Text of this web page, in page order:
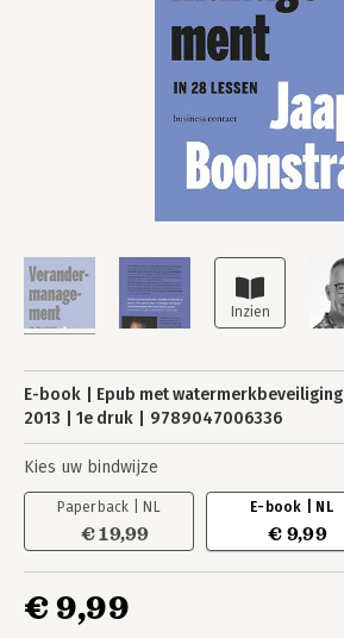
E-book Epub met watermerkbeveiliging
2013
1e druk 9789047006336
Kies uw bindwijze
Paperback | NL
€ 19,99
E-book | NL
€ 9,99
€ 9,99